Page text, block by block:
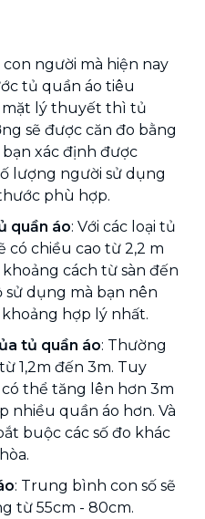
người mà hiện nay
tủ quần áo tiêu
mặt lý thuyết thì tủ
sẽ được căn đo bằng
xác định được
lượng người sử dụng
phù hợp.
quần áo: Với các loại tủ
có chiều cao từ 2,2 m
cách từ sàn đến
dụng mà bạn nên
hợp lý nhất.
tủ quần áo: Thường
1,2m đến 3m. Tuy
thể tăng lên hơn 3m
nhiều quần áo hơn. Và
buộc các số đo khác
: Trung bình con số sẽ
từ 55cm - 80cm.